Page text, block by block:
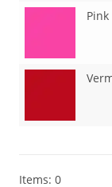
Pink
Items:0